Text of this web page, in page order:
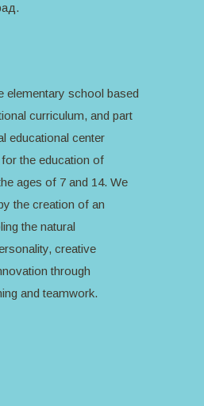
elementary school based
curriculum, and part
educational center
the education of
ages of 7 and 14. We
the creation of an
the natural
creative
through
and teamwork.